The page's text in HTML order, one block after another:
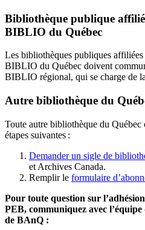
Bibliothèque publique
BIBLIO du Québec
Les bibliothèques publiques affiliées
BIBLIO du Québec doivent
BIBLIO régional, qui se charge de
Autre bibliothèque du
Toute autre bibliothèque du
étapes suivantes :
Demander un sigle de
et Archives Canada.
Remplir le formulaire
Pour toute question sur
PEB, communiquez avec
de BAnQ :